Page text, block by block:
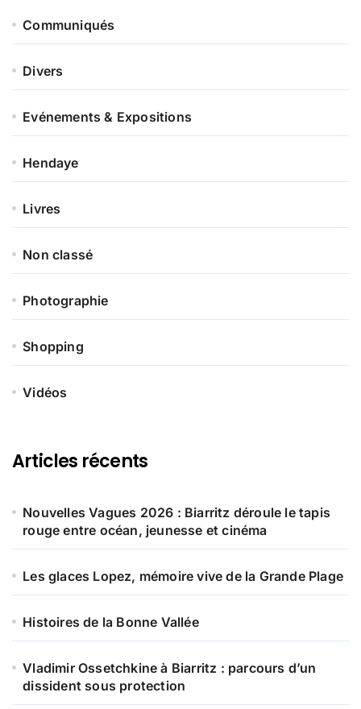
Communiqués
Divers
Evénements & Expositions
Hendaye
Livres
Non classé
Photographie
Shopping
Vidéos
Articles récents
Nouvelles Vagues 2026 : Biarritz déroule le tapis
rouge entre océan, jeunesse et cinéma
Les glaces Lopez, mémoire vive de la Grande Plage
Histoires de la Bonne Vallée
Vladimir Ossetchkine à Biarritz : parcours d’un
dissident sous protection